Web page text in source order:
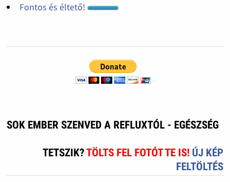
Fontos és éltető!
SOK EMBER SZENVED A REFLUXTÓL - EGÉSZSÉG
TETSZIK?TÖLTS FEL FOTÓT TE IS! ÚJ KÉP
FELTÖLTÉS